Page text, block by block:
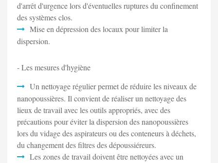
d'arrêt d'urgence lors d'éventuelles ruptures du confinement
des systèmes clos.
Mise en dépression des locaux pour limiter la
dispersion.
- Les mesures d'hygiène
Un nettoyage régulier permet de réduire les niveaux de
nanopoussières. Il convient de réaliser un nettoyage des
lieux de travail avec les outils appropriés, avec des
précautions pour éviter la dispersion des nanopoussières
lors du vidage des aspirateurs ou des conteneurs à déchets,
du changement des filtres des dépoussiéreurs.
Les zones de travail doivent être nettoyées avec un